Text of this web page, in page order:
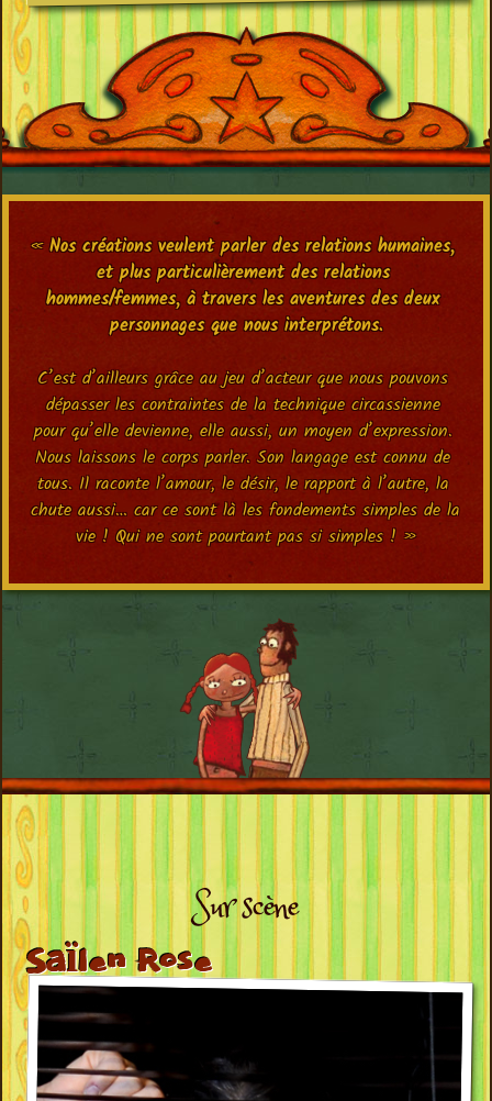
« Nos créations veulent parler des relations humaines,
et plus particulièrement des relations
hommes/femmes, à travers les aventures des deux
personnages que nous interprétons.
C’est d’ailleurs grâce au jeu d’acteur que nous pouvons
dépasser les contraintes de la technique circassienne
pour qu’elle devienne, elle aussi, un moyen d’expression.
Nous laissons le corps parler. Son langage est connu de
tous. Il raconte l’amour, le désir, le rapport à l’autre, la
chute aussi… car ce sont là les fondements simples de la
vie ! Qui ne sont pourtant pas si simples ! »
Sur scène
Saïlen Rose